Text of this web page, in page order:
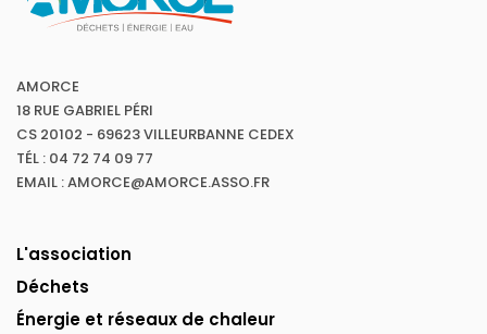
AMORCE
18 RUE GABRIEL PÉRI
CS 20102 - 69623 VILLEURBANNE CEDEX
TÉL : 04 72 74 09 77
EMAIL : AMORCE@AMORCE.ASSO.FR
L'association
Déchets
Énergie et réseaux de chaleur